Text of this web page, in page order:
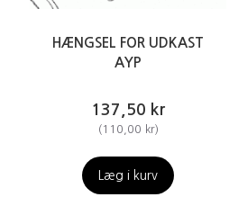
HÆNGSEL FOR UDKAST
AYP
137,50 kr
( 110,00 kr)
Læg i kurv